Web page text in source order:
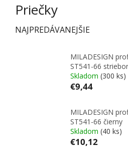
Priečky
NAJPREDÁVANEJŠIE
MILADESIGN
ST541-66
Skladom (300 ks)
€9,44
MILADESIGN
ST541-66 čierny
Skladom (40 ks)
€10,12